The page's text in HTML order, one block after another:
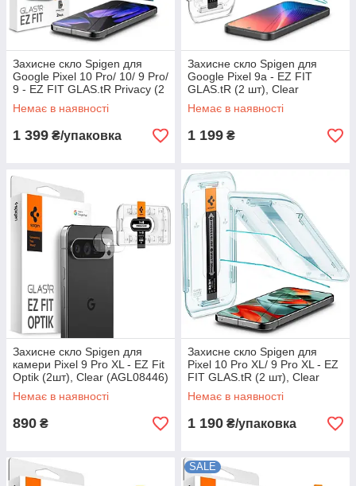
Захисне скло Spigen для
Google Pixel 10 Pro/ 10/ 9 Pro/
9 - EZ FIT GLAS.tR Privacy (2
шт), Антишпигун (AGL09312)
Немає в наявності
1 399 ₴/упаковка
Захисне скло Spigen для
Google Pixel 9a - EZ FIT
GLAS.tR (2 шт), Clear
(AGL08938)
Немає в наявності
1 199 ₴
Захисне скло Spigen для
камери Pixel 9 Pro XL - EZ Fit
Optik (2шт), Clear (AGL08446)
Немає в наявності
890 ₴
Захисне скло Spigen для
Pixel 10 Pro XL/ 9 Pro XL - EZ
FIT GLAS.tR (2 шт), Clear
(AGL08445)
Немає в наявності
1 190 ₴/упаковка
SALE